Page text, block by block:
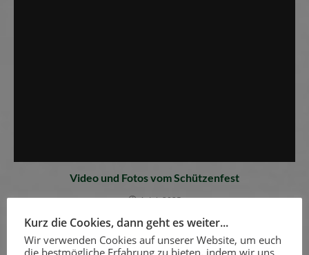
Video und Fotos vom Schützenfest
1. Juli 2025
Kurz die Cookies, dann geht es weiter...
Wir verwenden Cookies auf unserer Website, um euch
die bestmögliche Erfahrung zu bieten, indem wir uns